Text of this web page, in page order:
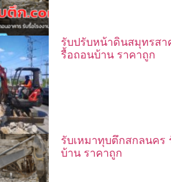
รับปรับหน้าดินสมุทรสา
รื้อถอนบ้าน ราคาถูก
รับเหมาทุบตึกสกลนคร
บ้าน ราคาถูก